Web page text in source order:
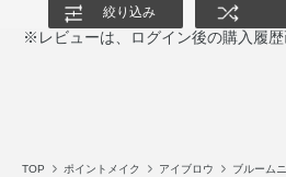
絞り込み
※レビューは、ログイン後の購入履歴
TOP ポイントメイク アイブロウ ブルーム